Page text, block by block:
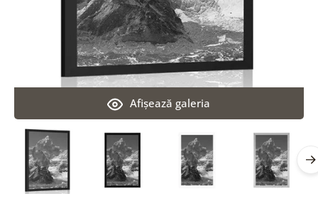
Afişează galeria